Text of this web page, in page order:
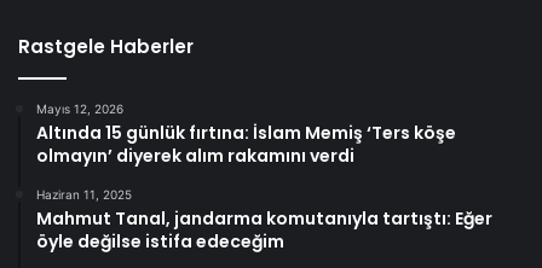
Rastgele Haberler
Mayıs 12, 2026
Altında 15 günlük fırtına: İslam Memiş ‘Ters köşe
olmayın’ diyerek alım rakamını verdi
Haziran 11, 2025
Mahmut Tanal, jandarma komutanıyla tartıştı: Eğer
öyle değilse istifa edeceğim